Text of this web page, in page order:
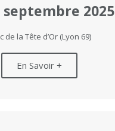
septembre 2025
de la Tête d’Or (Lyon 69)
En Savoir +